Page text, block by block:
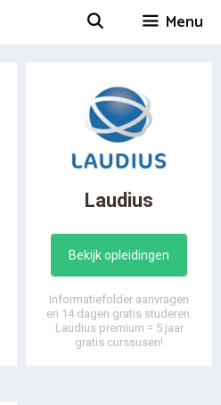
Menu
Laudius
Bekijk opleidingen
Informatiefolder aanvragen
en 14 dagen gratis studeren.
Laudius premium = 5 jaar
gratis curssusen!